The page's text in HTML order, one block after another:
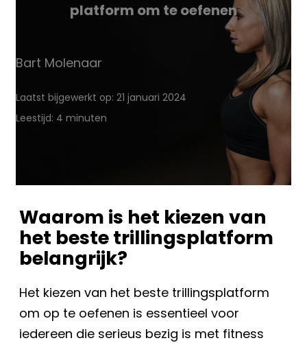
platform om te oefenen
Bart Molenaar
Laatst bijgewerkt op: 21 januari 2024
Leestijd: 4 minuten
Waarom is het kiezen van
het beste trillingsplatform
belangrijk?
Het kiezen van het beste trillingsplatform
om op te oefenen is essentieel voor
iedereen die serieus bezig is met fitness